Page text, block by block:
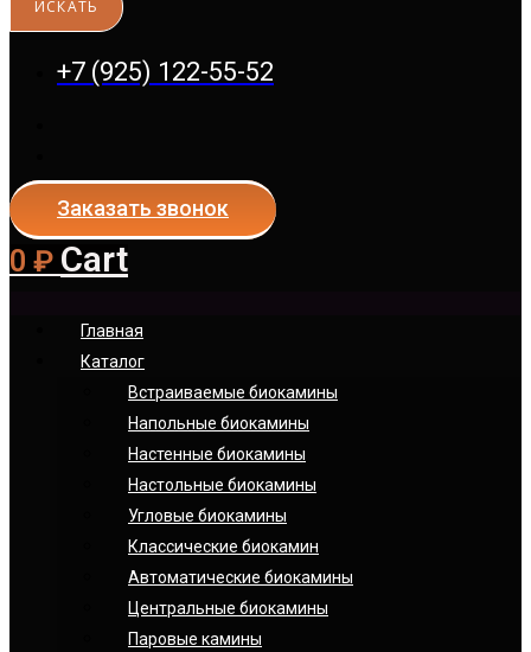
+7 (925) 122-55-52
Заказать звонок
0 ₽ Cart
Главная
Каталог
Встраиваемые биокамины
Напольные биокамины
Настенные биокамины
Настoльные биокамины
Угловые биокамины
Классические биокамин
Автоматические биокамины
Центральные биокамины
Паровые камины